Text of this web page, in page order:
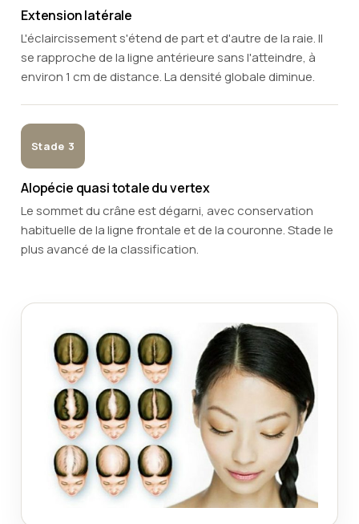
Extension latérale
L'éclaircissement s'étend de part et d'autre de la raie. Il
se rapproche de la ligne antérieure sans l'atteindre, à
environ 1 cm de distance. La densité globale diminue.
Stade 3
Alopécie quasi totale du vertex
Le sommet du crâne est dégarni, avec conservation
habituelle de la ligne frontale et de la couronne. Stade le
plus avancé de la classification.